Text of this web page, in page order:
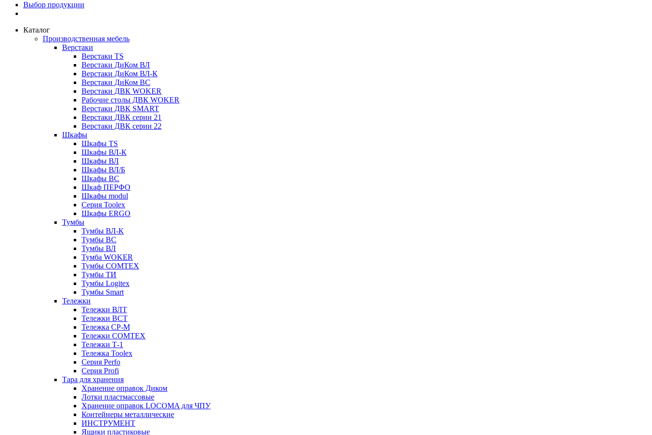
Выбор продукции
Каталог
Производственная мебель
Верстаки
Верстаки TS
Верстаки ДиКом ВЛ
Верстаки ДиКом ВЛ-К
Верстаки ДиКом ВС
Верстаки ДВК WOKER
Рабочие столы ДВК WOKER
Верстаки ДВК SMART
Верстаки ДВК серии 21
Верстаки ДВК серии 22
Шкафы
Шкафы TS
Шкафы ВЛ-К
Шкафы ВЛ
Шкафы ВЛ/Б
Шкафы ВС
Шкаф ПЕРФО
Шкафы modul
Серия Toolex
Шкафы ERGO
Тумбы
Тумбы ВЛ-К
Тумбы ВС
Тумбы ВЛ
Тумба WOKER
Тумбы COMTEX
Тумбы ТИ
Тумбы Logitex
Тумбы Smart
Тележки
Тележки ВЛТ
Тележки ВСТ
Тележка СР-М
Тележки COMTEX
Тележки Т-1
Тележка Toolex
Серия Perfo
Серия Profi
Тара для хранения
Хранение оправок Диком
Лотки пластмассовые
Хранение оправок LOCOMA для ЧПУ
Контейнеры металлические
ИНСТРУМЕНТ
Ящики пластиковые